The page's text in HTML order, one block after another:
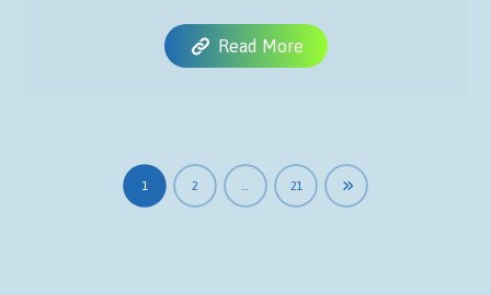
Read More
1 2 21